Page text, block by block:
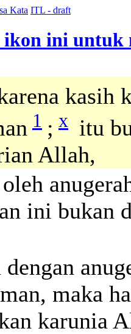
Kata ITL - draft
kasih
1 ; x itu
Allah,
oleh
ini bukan
dengan
maka
karunia